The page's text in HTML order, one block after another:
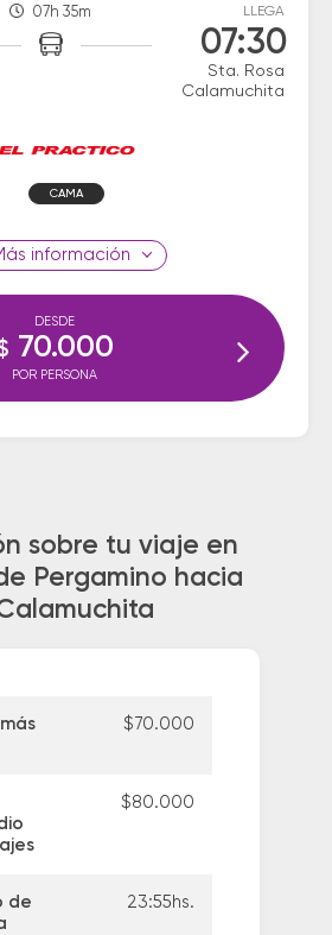
07h 35m LLEGA
07:30
Sta. Rosa
Calamuchita
CAMA
información
DESDE
70.000
POR PERSONA
sobre tu viaje en
Pergamino hacia
$70.000
$80.000
de
23:55hs.